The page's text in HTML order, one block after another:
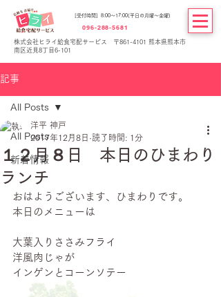
[受付時間] 8:00～17:00(平日の月曜～金曜)
096-288-5681
株式会社ヒライ給食宅配サービス 〒861-4101 熊本県熊本市
南区近見8丁目6-101
記事
All Posts
新着情報
All Posts
１２月８日 本日のひまわり
ランチ
洋平 神戸
2017年12月8日 読了時間: 1分
おはようございます、ひまわりです。
本日のメニューは
大葉入りささみフライ
洋風肉じゃが
インゲンとコーンソテー